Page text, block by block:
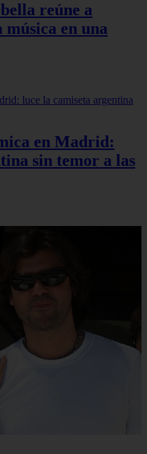
reúne a
música en una
en Madrid:
sin temor a las